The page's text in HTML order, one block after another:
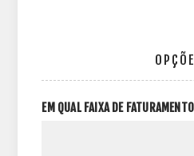
EM QUAL FAIXA DE